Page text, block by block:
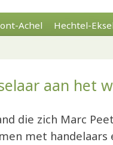
Achel Hechtel-
aan het
die zich Marc
met handelaars